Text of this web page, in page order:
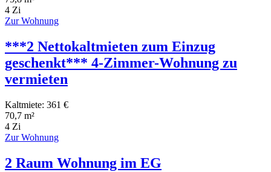
4 Zi
Zur Wohnung
***2 Nettokaltmieten zum Einzug
geschenkt*** 4-Zimmer-Wohnung zu
vermieten
Kaltmiete: 361 €
70,7 m²
4 Zi
Zur Wohnung
2 Raum Wohnung im EG